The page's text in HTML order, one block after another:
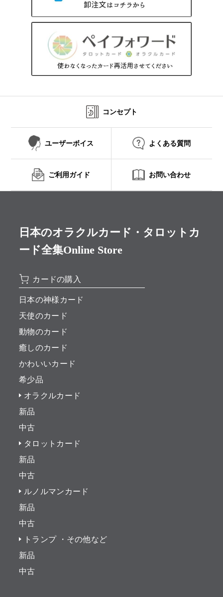
コンセプト
ユーザーボイス よくある質問
ご利用ガイド お問い合わせ
日本のオラクルカード・タロットカ
ード全集Online Store
カードの購入
日本の神様カード
天使のカード
動物のカード
癒しのカード
かわいいカード
希少品
オラクルカード
新品
中古
タロットカード
新品
中古
ルノルマンカード
新品
中古
トランプ ・その他など
新品
中古